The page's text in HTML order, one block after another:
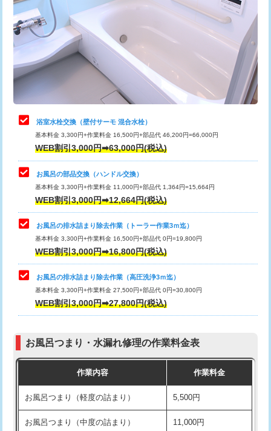
カメラ調査 33,000円
桝清掃 8,800円
止水・漏水調査・防水処理・清掃・修
理・調整・分解・加工など（軽作業）
止水・漏水調査・防水処理・清掃・修
理・調整・分解・加工など（中作業）
22,000円
止水・漏水調査・防水処理・清掃・修
理・調整・分解・加工など（重作業）
33,000円
トイレタンク脱着
トイレ便器脱着
タンクレストイレ脱着 33,000円
小便器トイレ脱着
その他部品の脱着 8,800円～
交換・取付（タンク）
交換・取付（普通便座） 11,000円+材料費
交換・取付（温水洗浄便座） 16,500円+材料費
交換・取付(単水栓（壁付・デッキ
式）)
13,200円+材料費
浴室水栓交換（壁付サーモ 混合水栓）
基本料金 3,300円+作業料金 16,500円+部品代 46,200円=66,000円
WEB割引3,000円➡63,000円(税込)
お風呂の部品交換（ハンドル交換）
基本料金 3,300円+作業料金 11,000円+部品代 1,364円=15,664円
WEB割引3,000円➡12,664円(税込)
お風呂の排水詰まり除去作業（トーラー作業3ｍ迄）
基本料金 3,300円+作業料金 16,500円+部品代 0円=19,800円
WEB割引3,000円➡16,800円(税込)
お風呂の排水詰まり除去作業（高圧洗浄3ｍ迄）
基本料金 3,300円+作業料金 27,500円+部品代 0円=30,800円
WEB割引3,000円➡27,800円(税込)
お風呂つまり・水漏れ修理の作業料金表
作業内容 作業料金
お風呂つまり（軽度の詰まり） 5,500円
お風呂つまり（中度の詰まり） 11,000円